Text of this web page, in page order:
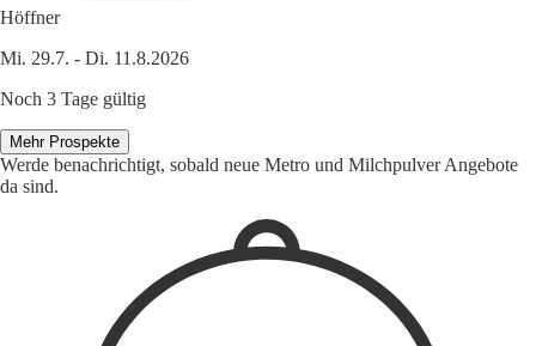
Höffner
Mi. 29.7. - Di. 11.8.2026
Noch 3 Tage gültig
Mehr Prospekte
Werde benachrichtigt, sobald neue Metro und Milchpulver Angebote
da sind.